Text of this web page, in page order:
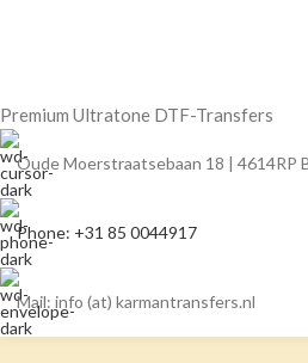
Premium Ultratone DTF-Transfers
Oude Moerstraatsebaan 18 | 4614RP
Phone: +31 85 0044917
Mail: info (at) karmantransfers.nl